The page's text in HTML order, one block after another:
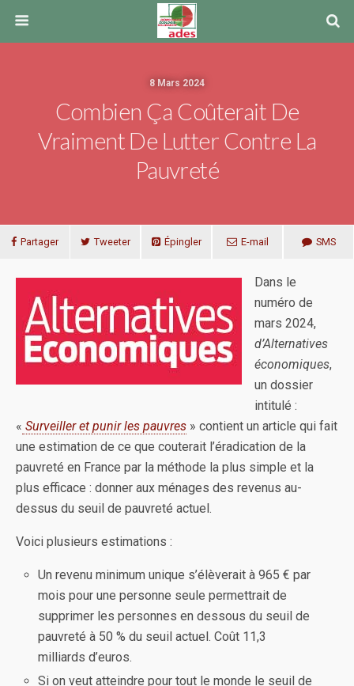
8 Mars 2024
Combien Ça Coûterait De
Vraiment De Lutter Contre La
Pauvreté
Partager Tweeter Épingler E-mail SMS
Dans le
numéro de
mars 2024,
d’Alternatives
économiques,
un dossier
intitulé :
« Surveiller et punir les pauvres » contient un article qui fait
une estimation de ce que couterait l’éradication de la
pauvreté en France par la méthode la plus simple et la
plus efficace : donner aux ménages des revenus au-
dessus du seuil de pauvreté actuel.
Voici plusieurs estimations :
Un revenu minimum unique s’élèverait à 965 € par
mois pour une personne seule permettrait de
supprimer les personnes en dessous du seuil de
pauvreté à 50 % du seuil actuel. Coût 11,3
milliards d’euros.
Si on veut atteindre pour tout le monde le seuil de